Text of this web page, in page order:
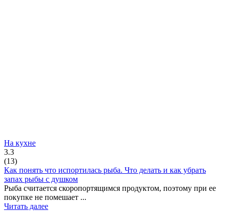
На кухне
3.3
(13)
Как понять что испортилась рыба. Что делать и как убрать
запах рыбы с душком
Рыба считается скоропортящимся продуктом, поэтому при ее
покупке не помешает ...
Читать далее